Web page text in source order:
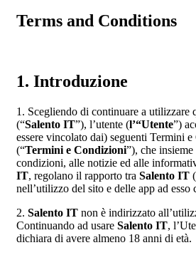
Terms and Conditions
1. Introduzione
1. Scegliendo di continuare a utilizzare
(“Salento IT”), l’utente (l’“Utente”)
essere vincolato dai) seguenti Termini
(“Termini e Condizioni”), che
condizioni, alle notizie ed alle
IT, regolano il rapporto tra Salento IT
nell’utilizzo del sito e delle app ad esso
2. Salento IT non è indirizzato
Continuando ad usare Salento IT,
dichiara di avere almeno 18 anni di età.